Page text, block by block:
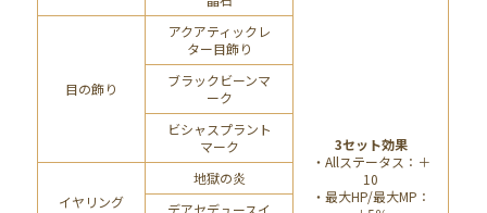
3セット効果
・Allステータス：＋
10
・最大HP/最大MP：
目の飾り
アクアティックレ
ター目飾り
ブラックビーンマ
ーク
ビシャスプラント
マーク
イヤリング
地獄の炎